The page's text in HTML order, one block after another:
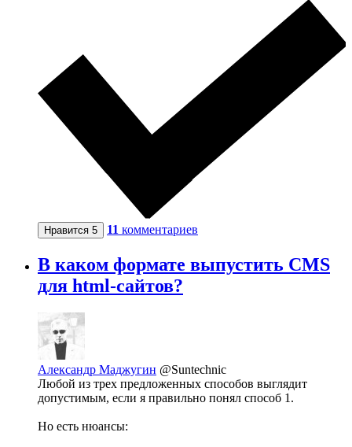
Нравится 5 11 комментариев
В каком формате выпустить CMS
для html-сайтов?
Александр Маджугин @Suntechnic
Любой из трех предложенных способов выглядит
допустимым, если я правильно понял способ 1.
Но есть нюансы: